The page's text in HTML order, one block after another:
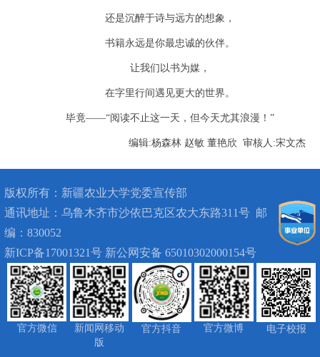
还是沉醉于诗与远方的想象，
书籍永远是你最忠诚的伙伴。
让我们以书为媒，
在字里行间遇见更大的世界。
毕竟——“阅读不止这一天，但今天尤其浪漫！”
编辑:杨森林 赵敏 董艳欣 审核人:宋文杰
版权所有： 新疆农业大学党委宣传部
通讯地址： 乌鲁木齐市沙依巴克区农大东路311号 邮
编：830052
新ICP备17001321号 新公网安备 65010302000154号
官方微信
新闻网移动
版
官方抖音 官方微博 电子校报